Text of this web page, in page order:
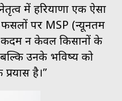
में हरियाणा एक ऐसा
पर MSP (न्यूनतम
कदम न केवल किसानों के
उनके भविष्य को
है।”